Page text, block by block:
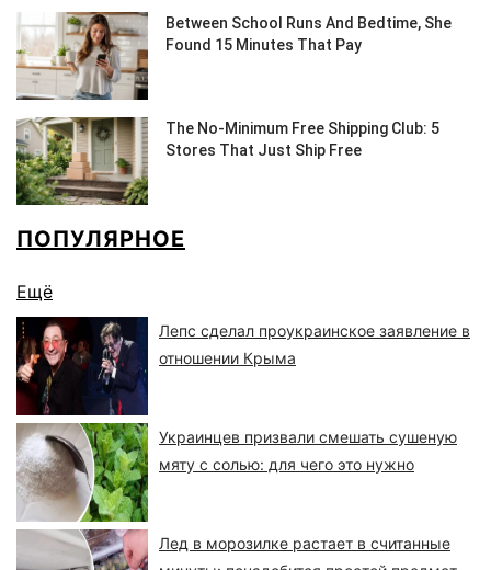
ПОПУЛЯРНОЕ
Ещё
Лепс сделал проукраинское заявление в
отношении Крыма
Украинцев призвали смешать сушеную
мяту с солью: для чего это нужно
Лед в морозилке растает в считанные